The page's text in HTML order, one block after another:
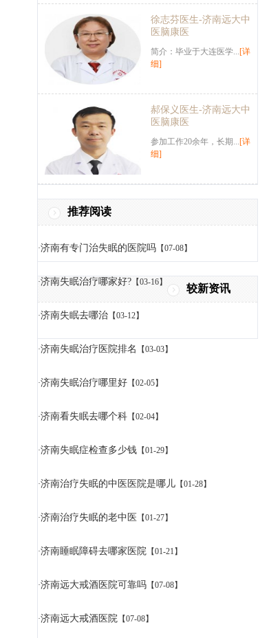
徐志芬医生-济南远大中
医脑康医
简介：毕业于大连医学...[详
细]
郝保义医生-济南远大中
医脑康医
参加工作20余年，长期...[详
细]
推荐阅读
·济南有专门治失眠的医院吗 【07-08】
·济南失眠治疗哪家好? 【03-16】
·济南失眠去哪治 【03-12】
·济南失眠治疗医院排名 【03-03】
·济南失眠治疗哪里好 【02-05】
·济南看失眠去哪个科 【02-04】
·济南失眠症检查多少钱 【01-29】
·济南治疗失眠的中医医院是哪儿 【01-28】
·济南治疗失眠的老中医 【01-27】
·济南睡眠障碍去哪家医院 【01-21】
较新资讯
·济南远大戒酒医院可靠吗 【07-08】
·济南远大戒酒医院 【07-08】